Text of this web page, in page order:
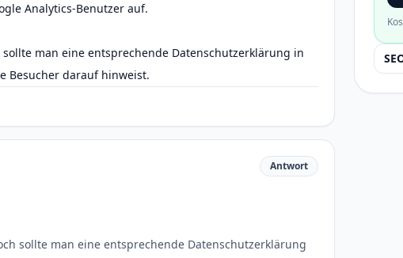
Analytics-Benutzer auf.
man eine entsprechende Datenschutzerklärung in
Besucher darauf hinweist.
Antwort
sollte man eine entsprechende Datenschutzerklärung